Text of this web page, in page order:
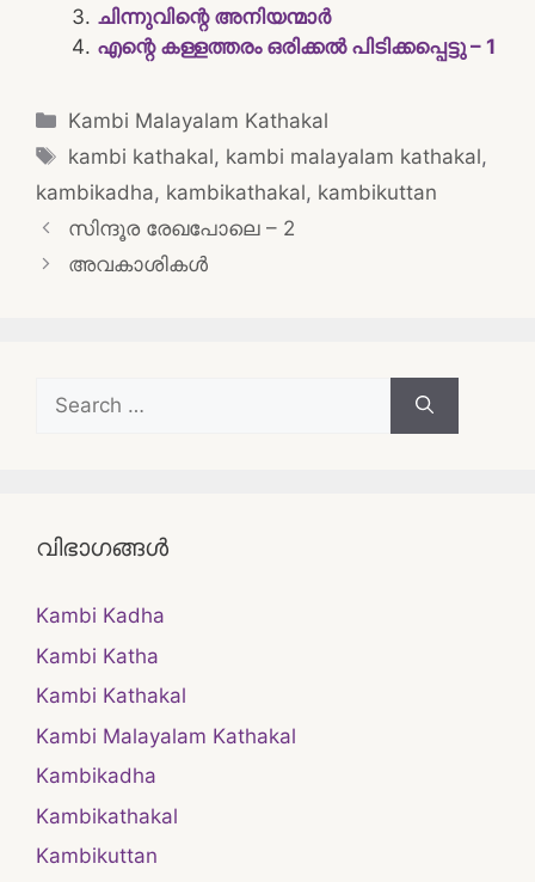
ചിന്നുവിന്റെ അനിയന്മാർ
എന്റെ കള്ളത്തരം ഒരിക്കൽ പിടിക്കപ്പെട്ടു – 1
Categories
Kambi Malayalam Kathakal
Tags
kambi kathakal, kambi malayalam kathakal,
kambikadha, kambikathakal, kambikuttan
Post
navigation
സിന്ദൂര രേഖപോലെ – 2
അവകാശികൾ
Search
for:
വിഭാഗങ്ങൾ
Kambi Kadha
Kambi Katha
Kambi Kathakal
Kambi Malayalam Kathakal
Kambikadha
Kambikathakal
Kambikuttan